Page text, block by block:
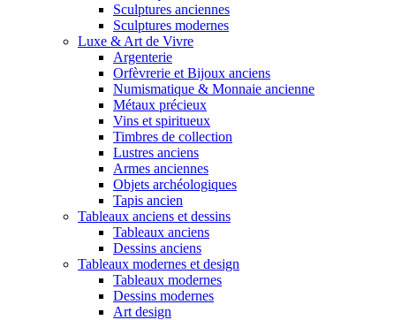
Sculptures anciennes
Sculptures modernes
Luxe & Art de Vivre
Argenterie
Orfèvrerie et Bijoux anciens
Numismatique & Monnaie ancienne
Métaux précieux
Vins et spiritueux
Timbres de collection
Lustres anciens
Armes anciennes
Objets archéologiques
Tapis ancien
Tableaux anciens et dessins
Tableaux anciens
Dessins anciens
Tableaux modernes et design
Tableaux modernes
Dessins modernes
Art design